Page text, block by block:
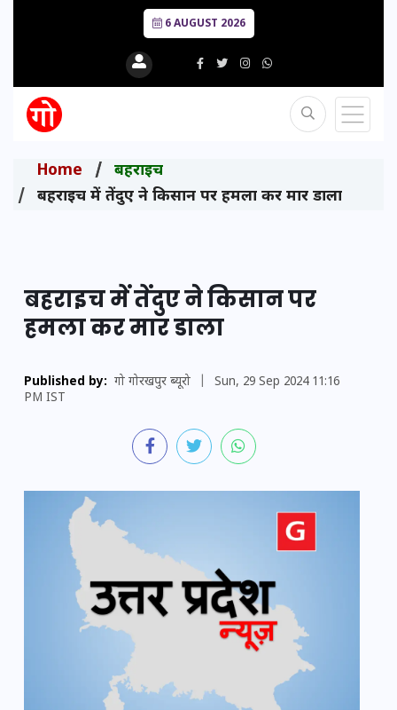
6 AUGUST 2026
Home
बहराइच
बहराइच में तेंदुए ने किसान पर हमला कर मार डाला
बहराइच में तेंदुए ने किसान पर
हमला कर मार डाला
Published by: गो गोरखपुर ब्यूरो
Sun, 29 Sep 2024 11:16
PM IST